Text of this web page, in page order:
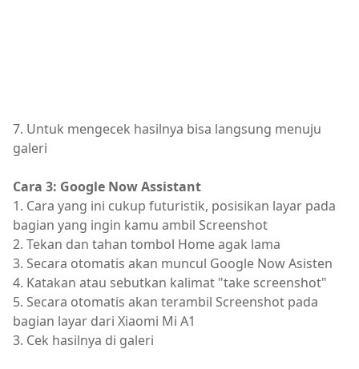
7. Untuk mengecek hasilnya bisa langsung menuju
galeri
Cara 3: Google Now Assistant
1. Cara yang ini cukup futuristik, posisikan layar pada
bagian yang ingin kamu ambil Screenshot
2. Tekan dan tahan tombol Home agak lama
3. Secara otomatis akan muncul Google Now Asisten
4. Katakan atau sebutkan kalimat "take screenshot"
5. Secara otomatis akan terambil Screenshot pada
bagian layar dari Xiaomi Mi A1
3. Cek hasilnya di galeri